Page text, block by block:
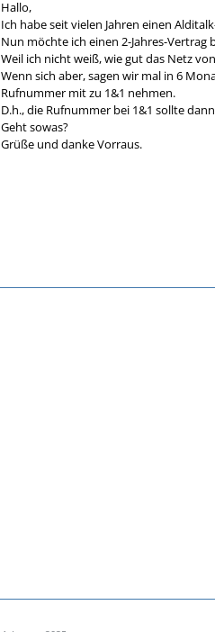
Hallo,
Ich habe seit vielen Jahren einen
Nun möchte ich einen 2-Jahres-Vertrag
Weil ich nicht weiß, wie gut das Netz
Wenn sich aber, sagen wir mal in 6
Rufnummer mit zu 1&1 nehmen.
D.h., die Rufnummer bei 1&1 sollte
Geht sowas?
Grüße und danke Vorraus.